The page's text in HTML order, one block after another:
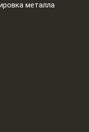
металла